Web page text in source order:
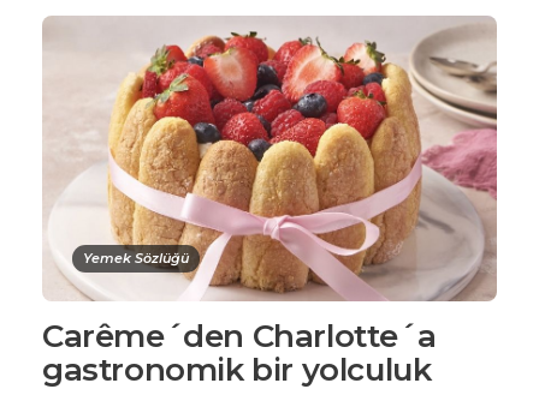
Yemek Sözlüğü
Carême´den Charlotte´a
gastronomik bir yolculuk